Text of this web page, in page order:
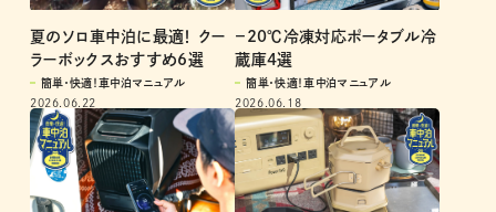
夏のソロ車中泊に最適！ クー
ラーボックスおすすめ6選
簡単・快適！車中泊マニュアル
2026.06.22
－20℃冷凍対応ポータブル冷
蔵庫4選
簡単・快適！車中泊マニュアル
2026.06.18